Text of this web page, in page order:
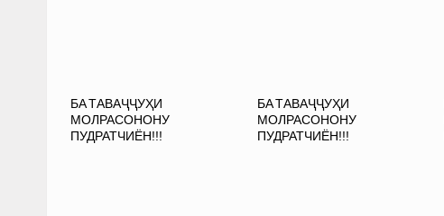
БА ТАВАҶҶУҲИ
МОЛРАСОНОНУ
ПУДРАТЧИЁН!!!
БА ТАВАҶҶУҲИ
МОЛРАСОНОНУ
ПУДРАТЧИЁН!!!